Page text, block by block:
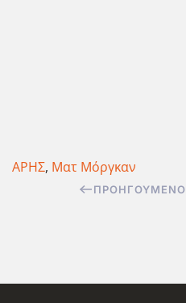
ΑΡΗΣ, Ματ Μόργκαν
ΠΡΟΗΓΟΎΜΕΝΟ